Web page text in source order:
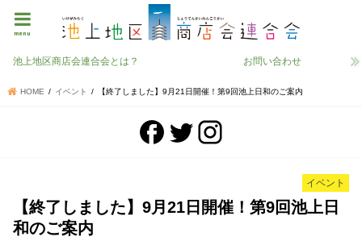
menu
池上地区商店会連合会とは？ お問い合わせ
HOME イベント 【終了しました】9月21日開催！第9回池上日和のご案内
イベント
【終了しました】9月21日開催！第9回池上日
和のご案内